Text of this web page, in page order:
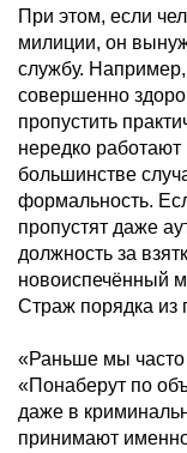
При этом, если
милиции, он
службу.
совершенно
пропустить
нередко
большинстве
формальность.
пропустят даже
должность за
новоиспечённый
Страж порядка из
«Раньше мы
«Понаберут по
даже в
принимают